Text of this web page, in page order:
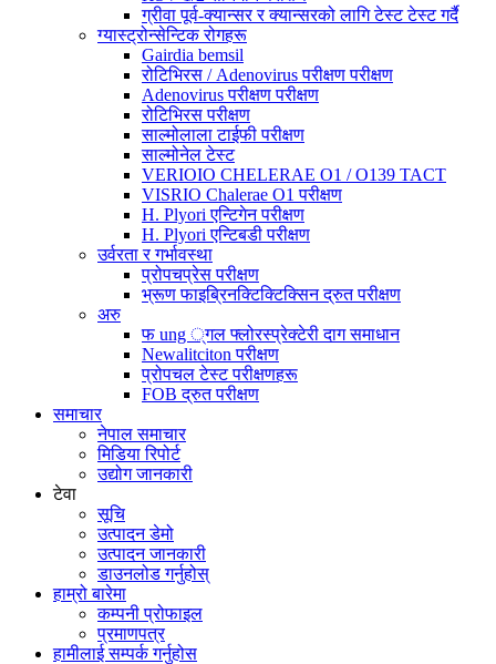
ग्रीवा पूर्व-क्यान्सर र क्यान्सरको लागि टेस्ट टेस्ट गर्दै
ग्यास्ट्रोन्सेन्टिक रोगहरू
Gairdia bemsil
रोटिभिरस / Adenovirus परीक्षण परीक्षण
Adenovirus परीक्षण परीक्षण
रोटिभिरस परीक्षण
साल्मोलाला टाईफी परीक्षण
साल्मोनेल टेस्ट
VERIOIO CHELERAE O1 / O139 TACT
VISRIO Chalerae O1 परीक्षण
H. Plyori एन्टिगेन परीक्षण
H. Plyori एन्टिबडी परीक्षण
उर्वरता र गर्भावस्था
प्रोपचप्रेस परीक्षण
भ्रूण फाइब्रिनक्टिक्टिक्सिन द्रुत परीक्षण
अरु
फ ung ्गल फ्लोरस्प्रेक्टेरी दाग ​​समाधान
Newalitciton परीक्षण
प्रोपचल टेस्ट परीक्षणहरू
FOB द्रुत परीक्षण
समाचार
नेपाल समाचार
मिडिया रिपोर्ट
उद्योग जानकारी
टेवा
सूचि
उत्पादन डेमो
उत्पादन जानकारी
डाउनलोड गर्नुहोस्
हाम्रो बारेमा
कम्पनी प्रोफाइल
प्रमाणपत्र
हामीलाई सम्पर्क गर्नुहोस